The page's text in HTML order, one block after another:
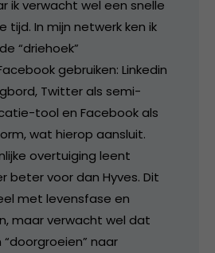
ik verwacht wel een snelle
tijd. In mijn netwerk ken ik
“driehoek”
gebruiken: Linkedin
Twitter als semi-
tool en Facebook als
wat hierop aansluit.
overtuiging leent
beter voor dan Hyves. Dit
met levensfase en
maar verwacht wel dat
“doorgroeien” naar